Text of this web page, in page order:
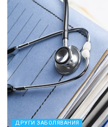
ДРУГИ ЗАБОЛЯВАНИЯ